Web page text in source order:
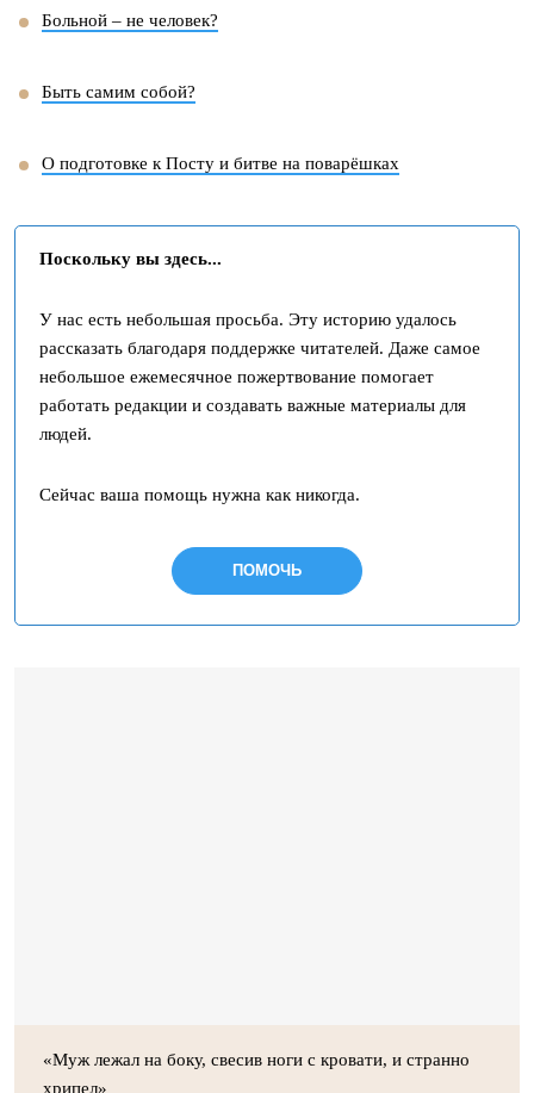
Больной – не человек?
Быть самим собой?
О подготовке к Посту и битве на поварёшках
Поскольку вы здесь...
У нас есть небольшая просьба. Эту историю удалось
рассказать благодаря поддержке читателей. Даже самое
небольшое ежемесячное пожертвование помогает
работать редакции и создавать важные материалы для
людей.
Сейчас ваша помощь нужна как никогда.
ПОМОЧЬ
«Муж лежал на боку, свесив ноги с кровати, и странно
хрипел»